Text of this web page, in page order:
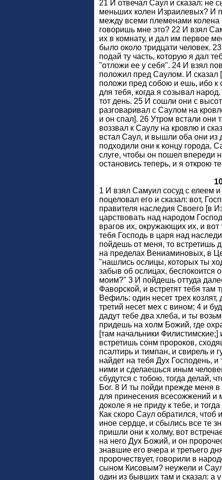
21 И отвечал Саул и сказал: не
меньших колен Израилевых? И
между всеми племенами
говоришь мне это? 22 И взял
их в комнату, и дал им первое
было около тридцати человек.
подай ту часть, которую я дал
"отложи ее у себя". 24 И взял
положил пред Саулом. И сказал
положи пред собою и ешь, ибо к
для тебя, когда я созывал
тот день. 25 И сошли они с
разговаривал с Саулом на
и он спал]. 26 Утром встали они
воззвал к Саулу на кровлю и
встал Саул, и вышли оба они из
подходили они к концу города,
слуге, чтобы он пошел впереди
остановись теперь, и я открою
1 И взял Самуил сосуд с елеем
поцеловал его и сказал: вот,
правителя наследия Своего [в
царствовать над народом
врагов их, окружающих их, и
тебя Господь в царя над
пойдешь от меня, то встретишь
на пределах Вениаминовых, в
"нашлись ослицы, которых ты
забыв об ослицах, беспокоится
моим?" 3 И пойдешь оттуда
Фаворской, и встретят тебя там
Вефиль: один несет трех козлят,
третий несет мех с вином; 4 и
дадут тебе два хлеба, и ты
придешь на холм Божий, где
[там начальники Филистимские;]
встретишь сонм пророков,
псалтирь и тимпан, и свирель и
найдет на тебя Дух Господень,
ними и сделаешься иным
сбудутся с тобою, тогда делай,
Бог. 8 И ты пойди прежде меня в
для принесения всесожжений
доколе я не приду к тебе, и
Как скоро Саул обратился,
иное сердце, и сбылись все те
пришли они к холму, вот
на него Дух Божий, и он
знавшие его вчера и третьего
пророчествует, говорили в
сыном Кисовым? неужели и
один из бывших там и сказал: а